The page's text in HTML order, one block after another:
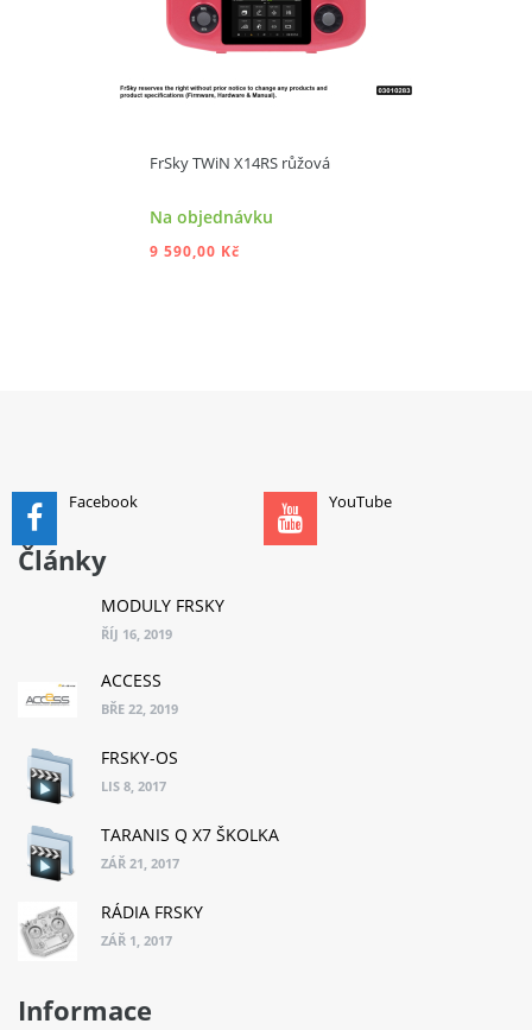
FrSky TWiN X14RS růžová
Na objednávku
9 590,00 Kč
Facebook YouTube
Články
MODULY FRSKY
ŘÍJ 16, 2019
ACCESS
BŘE 22, 2019
FRSKY-OS
LIS 8, 2017
TARANIS Q X7 ŠKOLKA
ZÁŘ 21, 2017
RÁDIA FRSKY
ZÁŘ 1, 2017
Informace